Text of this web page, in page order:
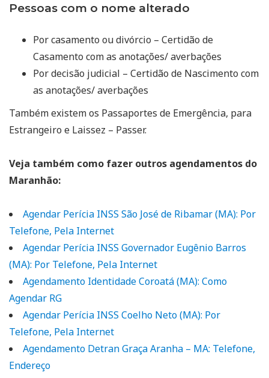
Pessoas com o nome alterado
Por casamento ou divórcio – Certidão de
Casamento com as anotações/ averbações
Por decisão judicial – Certidão de Nascimento com
as anotações/ averbações
Também existem os Passaportes de Emergência, para
Estrangeiro e Laissez – Passer.
Veja também como fazer outros agendamentos do
Maranhão:
Agendar Perícia INSS São José de Ribamar (MA): Por
Telefone, Pela Internet
Agendar Perícia INSS Governador Eugênio Barros
(MA): Por Telefone, Pela Internet
Agendamento Identidade Coroatá (MA): Como
Agendar RG
Agendar Perícia INSS Coelho Neto (MA): Por
Telefone, Pela Internet
Agendamento Detran Graça Aranha – MA: Telefone,
Endereço